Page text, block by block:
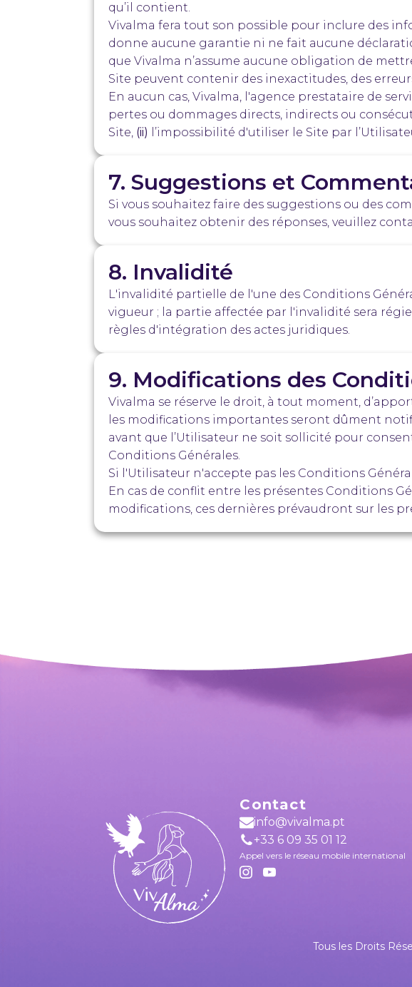
qu’il contient.
Vivalma fera tout son possible pour inclure des
donne aucune garantie ni ne fait aucune
que Vivalma n’assume aucune obligation de
Site peuvent contenir des inexactitudes, des
En aucun cas, Vivalma, l'agence prestataire de
pertes ou dommages directs, indirects ou
Site, (ii) l’impossibilité d'utiliser le Site par
7. Suggestions et
Si vous souhaitez faire des suggestions ou des
vous souhaitez obtenir des réponses, veuillez
8. Invalidité
L'invalidité partielle de l'une des Conditions
vigueur ; la partie affectée par l'invalidité sera
règles d'intégration des actes juridiques.
9. Modifications des
Vivalma se réserve le droit, à tout moment,
les modifications importantes seront dûment
avant que l’Utilisateur ne soit sollicité pour
Conditions Générales.
Si l'Utilisateur n'accepte pas les Conditions
En cas de conflit entre les présentes Conditions
modifications, ces dernières prévaudront sur les
Contact
info@vivalma.pt
+33 6 09 35 01 12
Appel vers le réseau mobile international
Tous les Droits